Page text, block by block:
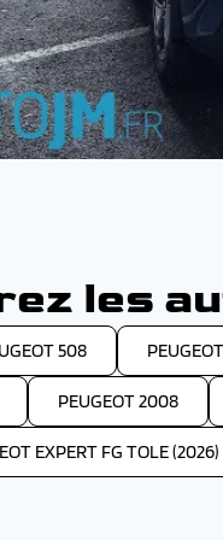
les
508
PEUGEOT 2008
EXPERT FG TOLE (2026)